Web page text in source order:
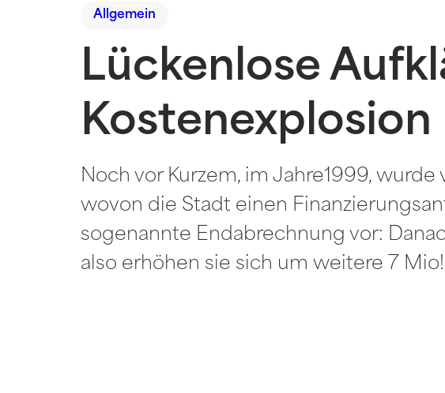
Allgemein
Lückenlose
Kostenexplosion
Noch vor Kurzem, im Jahre1999,
wovon die Stadt einen
sogenannte Endabrechnung vor:
also erhöhen sie sich um weitere 7